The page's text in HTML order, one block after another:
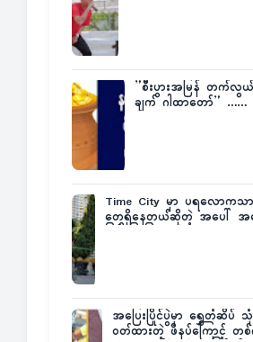
”စီးပွားအမြန် တက်လွ
ချက် ဂါထာတော်” ……
Time City မှာ ပရလောကသ
တွေရှိနေတယ်ဆိုတဲ့ အပေါ် အ
အပြေးပြိုင်ပွဲမှာ ရွှေတံဆိပ်
ဝတ်ထားတဲ့ ဖိနပ်ကြောင့် တစ်